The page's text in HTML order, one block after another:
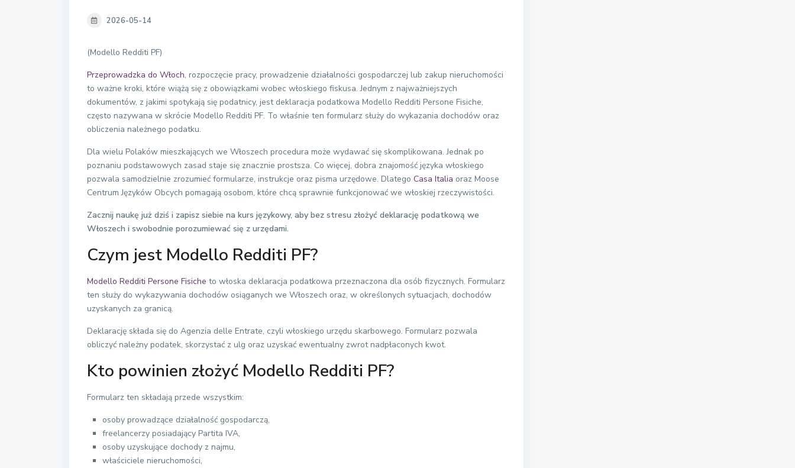
2026-05-14
(Modello Redditi PF)
Przeprowadzka do Włoch, rozpoczęcie pracy, prowadzenie działalności gospodarczej lub zakup nieruchomości
to ważne kroki, które wiążą się z obowiązkami wobec włoskiego fiskusa. Jednym z najważniejszych
dokumentów, z jakimi spotykają się podatnicy, jest deklaracja podatkowa Modello Redditi Persone Fisiche,
często nazywana w skrócie Modello Redditi PF. To właśnie ten formularz służy do wykazania dochodów oraz
obliczenia należnego podatku.
Dla wielu Polaków mieszkających we Włoszech procedura może wydawać się skomplikowana. Jednak po
poznaniu podstawowych zasad staje się znacznie prostsza. Co więcej, dobra znajomość języka włoskiego
pozwala samodzielnie zrozumieć formularze, instrukcje oraz pisma urzędowe. Dlatego Casa Italia oraz Moose
Centrum Języków Obcych pomagają osobom, które chcą sprawnie funkcjonować we włoskiej rzeczywistości.
Zacznij naukę już dziś i zapisz siebie na kurs językowy, aby bez stresu złożyć deklarację podatkową we
Włoszech i swobodnie porozumiewać się z urzędami.
Czym jest Modello Redditi PF?
Modello Redditi Persone Fisiche to włoska deklaracja podatkowa przeznaczona dla osób fizycznych. Formularz
ten służy do wykazywania dochodów osiąganych we Włoszech oraz, w określonych sytuacjach, dochodów
uzyskanych za granicą.
Deklarację składa się do Agenzia delle Entrate, czyli włoskiego urzędu skarbowego. Formularz pozwala
obliczyć należny podatek, skorzystać z ulg oraz uzyskać ewentualny zwrot nadpłaconych kwot.
Kto powinien złożyć Modello Redditi PF?
Formularz ten składają przede wszystkim:
osoby prowadzące działalność gospodarczą,
freelancerzy posiadający Partita IVA,
osoby uzyskujące dochody z najmu,
właściciele nieruchomości,